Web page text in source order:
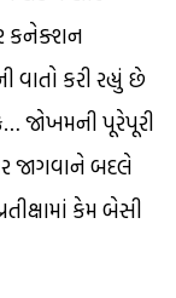
કનેક્શન
વાતો કરી રહ્યું છે
જોખમની પૂરેપૂરી
જાગવાને બદલે
કેમ બેસી